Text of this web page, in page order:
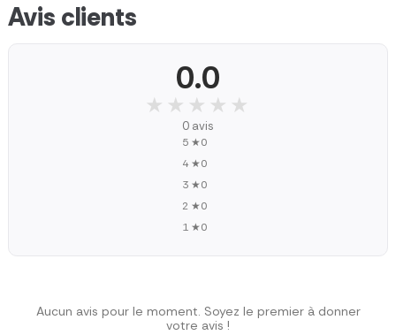
Avis clients
0.0
★★★★★
★★★★★
0 avis
5 ★0
4 ★0
3 ★0
2 ★0
1 ★0
Aucun avis pour le moment. Soyez le premier à donner
votre avis !